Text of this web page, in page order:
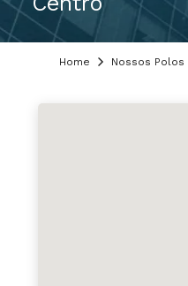
Home Nossos Polos